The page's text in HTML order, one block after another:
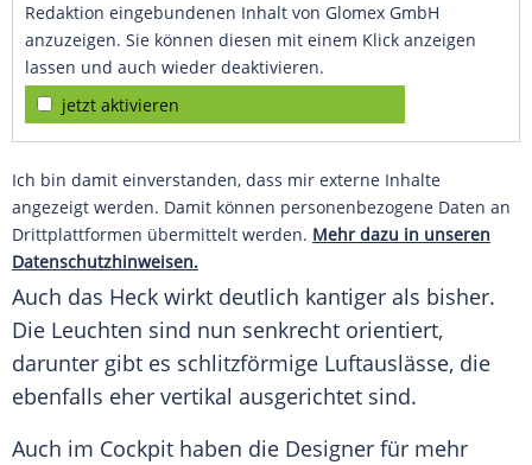
Redaktion eingebundenen Inhalt von Glomex GmbH
anzuzeigen. Sie können diesen mit einem Klick anzeigen
lassen und auch wieder deaktivieren.
jetzt aktivieren
Ich bin damit einverstanden, dass mir externe Inhalte
angezeigt werden. Damit können personenbezogene Daten an
Drittplattformen übermittelt werden. Mehr dazu in unseren
Datenschutzhinweisen.
Auch das Heck wirkt deutlich kantiger als bisher.
Die Leuchten sind nun senkrecht orientiert,
darunter gibt es schlitzförmige Luftauslässe, die
ebenfalls eher vertikal ausgerichtet sind.
Auch im Cockpit haben die Designer für mehr